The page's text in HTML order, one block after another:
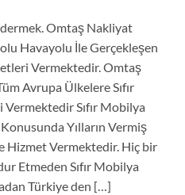
Omtaş Nakliyat
Havayolu İle Gerçekleşen
Vermektedir. Omtaş
Avrupa Ülkelere Sıfır
Sıfır Mobilya
Konusunda Yılların Vermiş
Hizmet Vermektedir. Hiç bir
Etmeden Sıfır Mobilya
Türkiye den […]